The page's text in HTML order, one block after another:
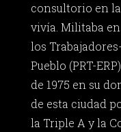
consultorio en
vivía. Militaba
los
Pueblo (PRT-
de 1975 en su
de esta ciudad
la Triple A y la